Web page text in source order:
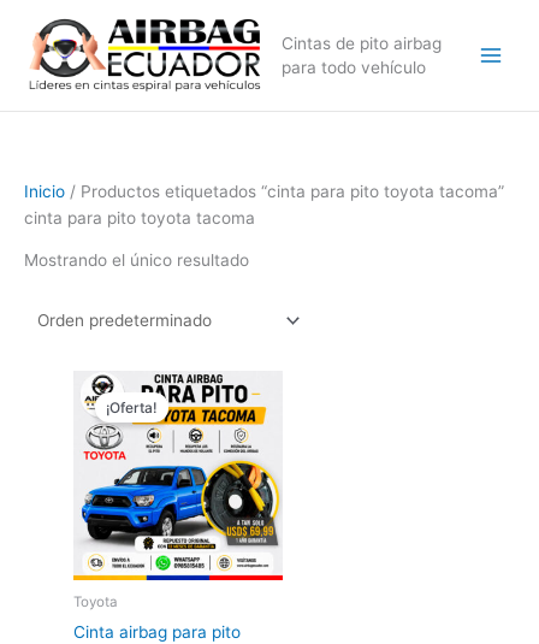
contenido
Cintas de pito airbag
para todo vehículo
Inicio / Productos etiquetados “cinta para pito toyota tacoma”
cinta para pito toyota tacoma
Mostrando el único resultado
¡Oferta!
Toyota
Cinta airbag para pito
precio
original
era:
$89,99.
El
precio
actual
es:
$69,99.